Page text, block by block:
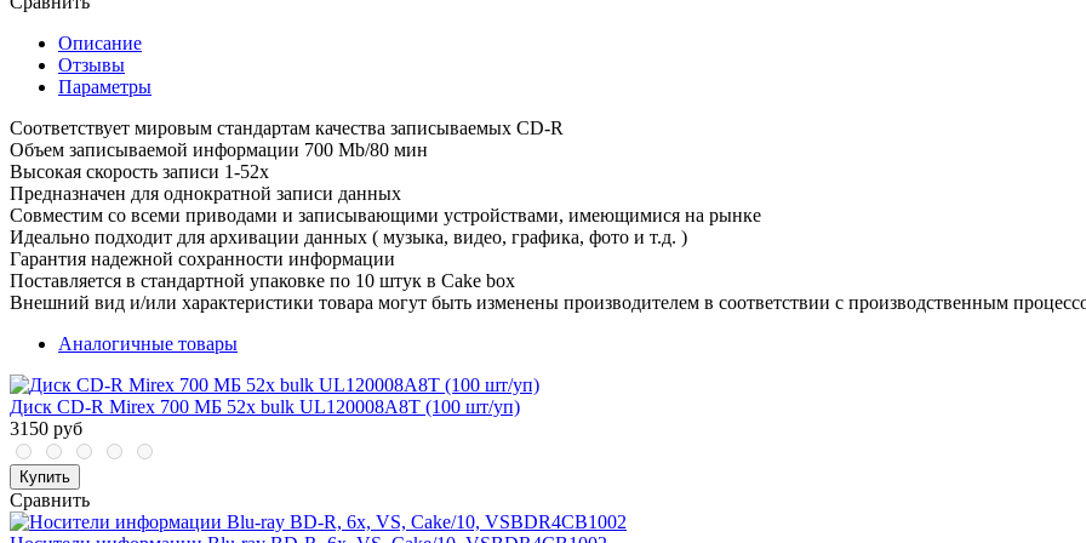
Описание
Отзывы
Параметры
Cоответствует мировым стандартам качества записываемых CD-R
Объем записываемой информации 700 Mb/80 мин
Высокая скорость записи 1-52х
Предназначен для однократной записи данных
Совместим со всеми приводами и записывающими устройствами, имеющимися на рынке
Идеально подходит для архивации данных ( музыка, видео, графика, фото и т.д. )
Гарантия надежной сохранности информации
Поставляется в стандартной упаковке по 10 штук в Cake box
Внешний вид и/или характеристики товара могут быть изменены производителем в соответствии с производственным
Аналогичные товары
Диск CD-R Mirex 700 МБ 52x bulk UL120008A8T (100 шт/уп)
3150 руб
Купить
Сравнить